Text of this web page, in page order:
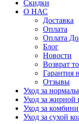
Скидки
О НАС
Доставка
Оплата
Оплата
Блог
Новости
Возврат
Гарантия
Отзывы
Уход за
Уход за жирной
Уход за
Уход за сухой